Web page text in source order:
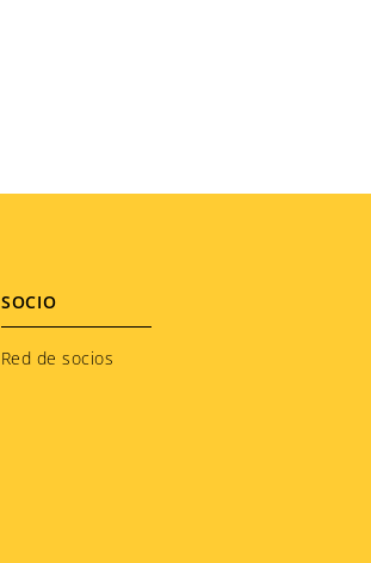
SOCIO
Red de socios